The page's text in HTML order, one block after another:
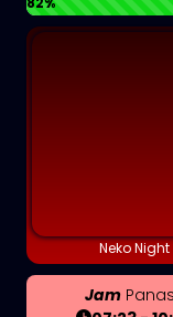
Neko Night
Jam